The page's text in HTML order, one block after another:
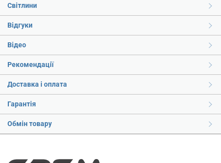
Світлини
Відгуки
Відео
Рекомендації
Доставка і оплата
Гарантія
Обмін товару